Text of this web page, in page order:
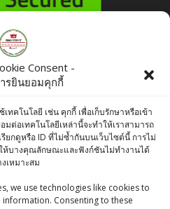
Consent -
รยินยอมคุกกี้
ทคโนโลยี เช่น คุกกี้ เพื่อเก็บรักษาหรือเข้า
อเทคโนโลยีเหล่านี้จะทำให้เราสามารถ
ยกดูหรือ ID ที่ไม่ซ้ำกันบนเว็บไซต์นี้ การไม่
ห้บางคุณลักษณะและฟังก์ชันไม่ทำงานได้
งเหมาะสม
we use technologies like cookies to
Consenting to these
Current
price
is:
฿90.00.
500g